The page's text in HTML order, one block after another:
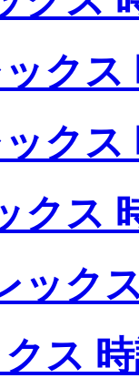
クス
クス
クス
ック
ス